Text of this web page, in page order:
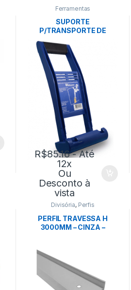
Ferramentas
SUPORTE
P/TRANSPORTE DE
PLACAS- WALSYWA
R$85.16- Até
12x
Ou
Desconto à
vista
Divisória, Perfis
PERFIL TRAVESSA H
3000MM – CINZA –